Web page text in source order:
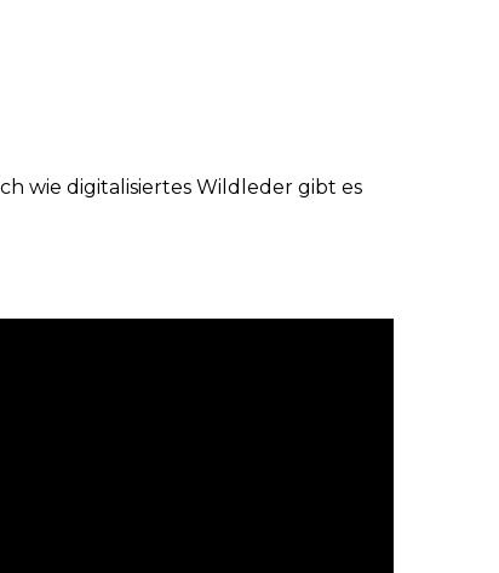
wie digitalisiertes Wildleder gibt es